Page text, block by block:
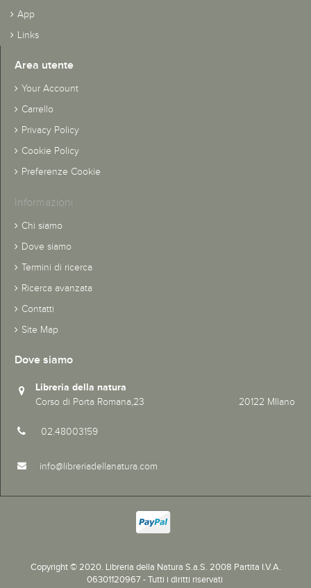
App
Links
Area utente
Your Account
Carrello
Privacy Policy
Cookie Policy
Preferenze Cookie
Informazioni
Chi siamo
Dove siamo
Termini di ricerca
Ricerca avanzata
Contatti
Site Map
Dove siamo
Libreria della natura
Corso di Porta Romana,23 20122 MIlano
02.48003159
info@libreriadellanatura.com
Copyright © 2020. Libreria della Natura S.a.S. 2008 Partita I.V.A.
06301120967 - Tutti i diritti riservati